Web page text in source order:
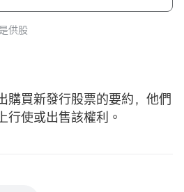
供股
購買新發行股票的要約，他們
行使或出售該權利。